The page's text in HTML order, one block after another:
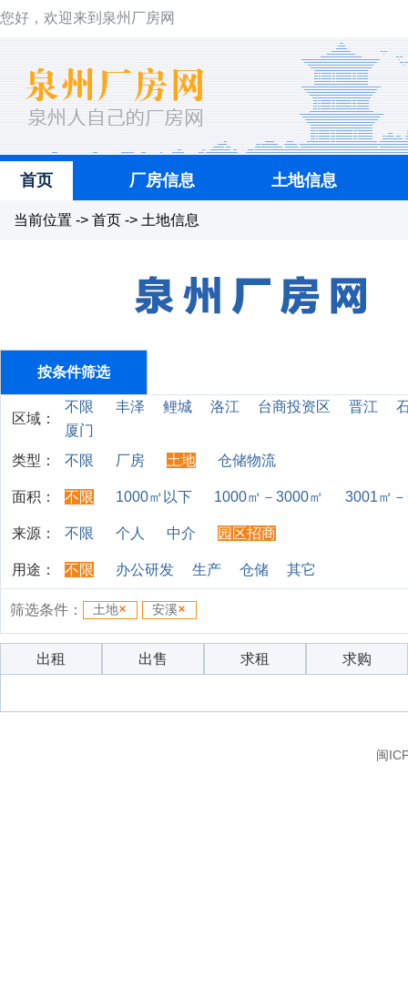
您好，欢迎来到泉州厂房网
首页 厂房信息 土地信息
当前位置 -> 首页 -> 土地信息
按条件筛选
区域：
不限 丰泽 鲤城 洛江 台商投资区 晋江
厦门
类型：
不限 厂房 土地 仓储物流
面积： 不限 1000㎡以下 1000㎡－3000㎡ 3001㎡
来源： 不限 个人 中介 园区招商
用途： 不限 办公研发 生产 仓储 其它
筛选条件： 土地 安溪
出租 出售 求租 求购
闽